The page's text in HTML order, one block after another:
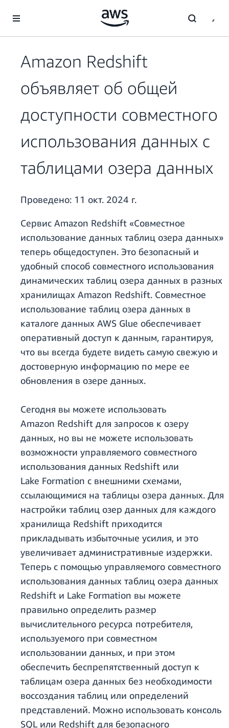
Перейти к главному контенту
Amazon Redshift
объявляет об общей
доступности совместного
использования данных с
таблицами озера данных
Проведено: 11 окт. 2024 г.
Сервис Amazon Redshift «Совместное
использование данных таблиц озера данных»
теперь общедоступен. Это безопасный и
удобный способ совместного использования
динамических таблиц озера данных в разных
хранилищах Amazon Redshift. Совместное
использование таблиц озера данных в
каталоге данных AWS Glue обеспечивает
оперативный доступ к данным, гарантируя,
что вы всегда будете видеть самую свежую и
достоверную информацию по мере ее
обновления в озере данных.
Сегодня вы можете использовать
Amazon Redshift для запросов к озеру
данных, но вы не можете использовать
возможности управляемого совместного
использования данных Redshift или
Lake Formation с внешними схемами,
ссылающимися на таблицы озера данных. Для
настройки таблиц озер данных для каждого
хранилища Redshift приходится
прикладывать избыточные усилия, и это
увеличивает административные издержки.
Теперь с помощью управляемого совместного
использования данных таблиц озера данных
Redshift и Lake Formation вы можете
правильно определить размер
вычислительного ресурса потребителя,
используемого при совместном
использовании данных, и при этом
обеспечить беспрепятственный доступ к
таблицам озера данных без необходимости
воссоздания таблиц или определений
представлений. Можно использовать консоль
SQL или Redshift для безопасного